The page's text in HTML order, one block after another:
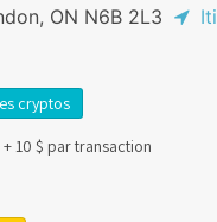
ON N6B 2L3
cryptos
+ 10 $ par transaction